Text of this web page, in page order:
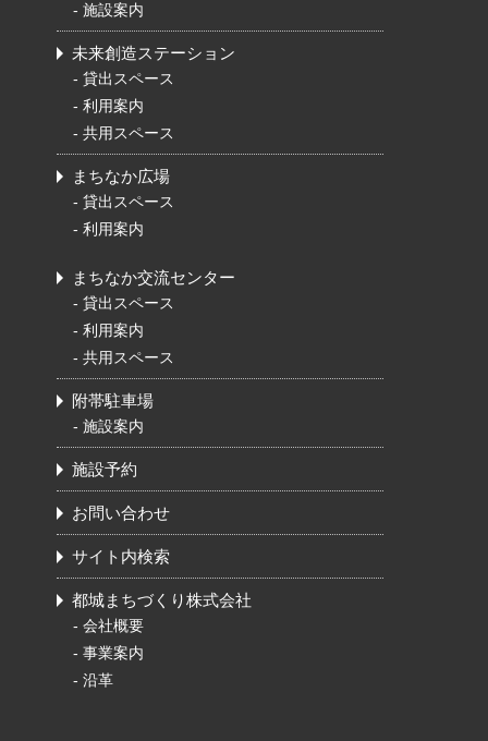
- 施設案内
未来創造ステーション
- 貸出スペース
- 利用案内
- 共用スペース
まちなか広場
- 貸出スペース
- 利用案内
まちなか交流センター
- 貸出スペース
- 利用案内
- 共用スペース
附帯駐車場
- 施設案内
施設予約
お問い合わせ
サイト内検索
都城まちづくり株式会社
- 会社概要
- 事業案内
- 沿革